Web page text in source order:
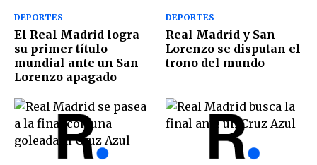
DEPORTES
El Real Madrid logra
su primer título
mundial ante un San
Lorenzo apagado
DEPORTES
Real Madrid y San
Lorenzo se disputan el
trono del mundo